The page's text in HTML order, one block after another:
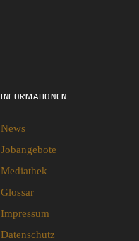
INFORMATIONEN
News
Jobangebote
Mediathek
Glossar
Impressum
Datenschutz